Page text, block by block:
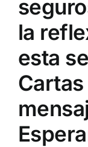
la
esta